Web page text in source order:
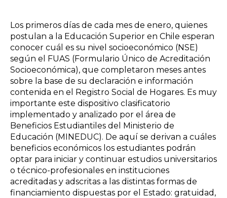
Los primeros días de cada mes de enero, quienes
postulan a la Educación Superior en Chile esperan
conocer cuál es su nivel socioeconómico (NSE)
según el FUAS (Formulario Único de Acreditación
Socioeconómica), que completaron meses antes
sobre la base de su declaración e información
contenida en el Registro Social de Hogares. Es muy
importante este dispositivo clasificatorio
implementado y analizado por el área de
Beneficios Estudiantiles del Ministerio de
Educación (MINEDUC). De aquí se derivan a cuáles
beneficios económicos los estudiantes podrán
optar para iniciar y continuar estudios universitarios
o técnico-profesionales en instituciones
acreditadas y adscritas a las distintas formas de
financiamiento dispuestas por el Estado: gratuidad,